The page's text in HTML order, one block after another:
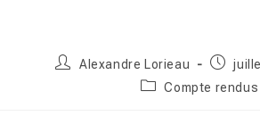
Auteur/autrice
Alexandre Lorieau
PostCompte rendus